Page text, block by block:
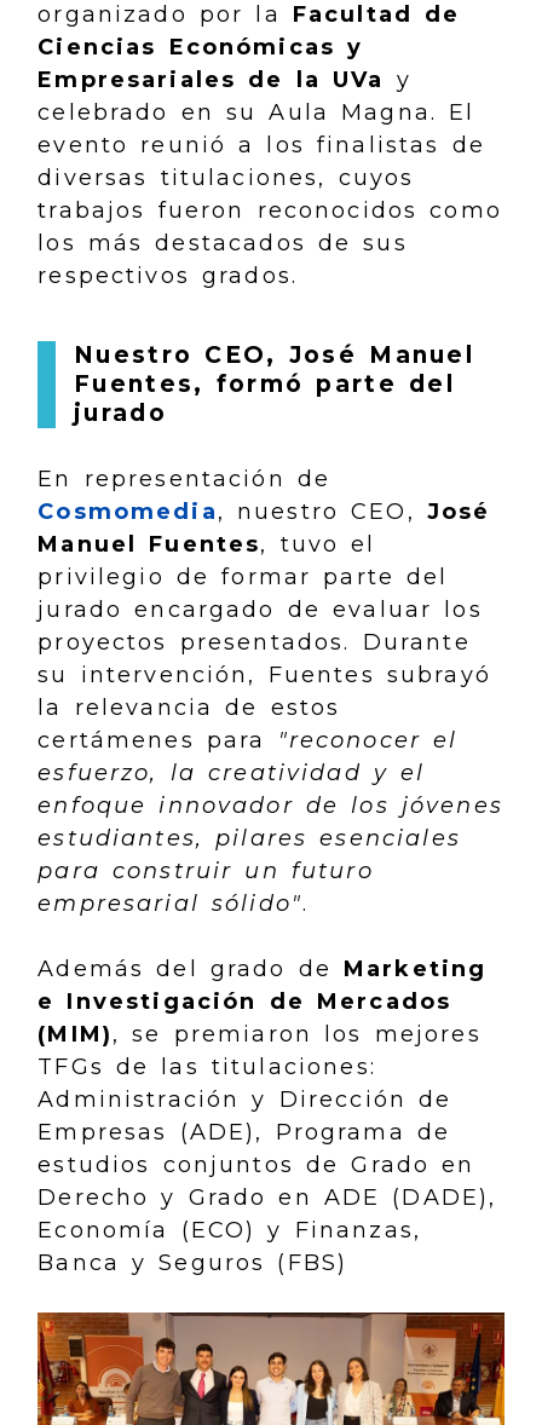
organizado por la Facultad de
Ciencias Económicas y
Empresariales de la UVa
y
celebrado en su Aula Magna. El
evento reunió a los finalistas de
diversas titulaciones, cuyos
trabajos fueron reconocidos como
los más destacados de sus
respectivos grados.
Nuestro CEO, José Manuel
Fuentes, formó parte del
jurado
En representación de
Cosmomedia, nuestro CEO, José
Manuel Fuentes, tuvo el
privilegio de formar parte del
jurado encargado de evaluar los
proyectos presentados. Durante
su intervención, Fuentes subrayó
la relevancia de estos
certámenes para
"reconocer el
esfuerzo, la creatividad y el
enfoque innovador de los jóvenes
estudiantes, pilares esenciales
para construir un futuro
empresarial sólido".
Además del grado de Marketing
e Investigación de Mercados
(MIM), se premiaron los mejores
TFGs de las titulaciones:
Administración y Dirección de
Empresas (ADE), Programa de
estudios conjuntos de Grado en
Derecho y Grado en ADE (DADE),
Economía (ECO) y Finanzas,
Banca y Seguros (FBS)